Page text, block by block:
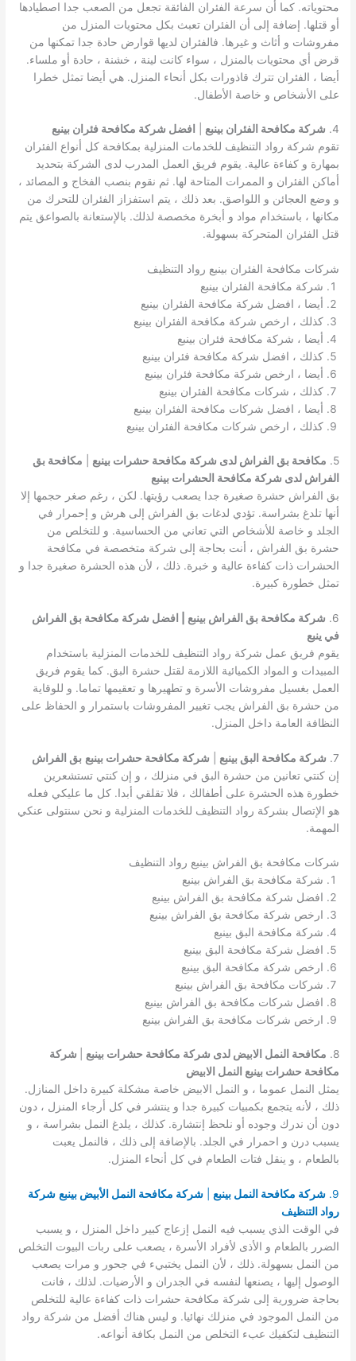
محتوياته. كما أن سرعة الفئران الفائقة تجعل من الصعب جدا اصطيادها
أو قتلها. إضافة إلى أن الفئران تعبث بكل محتويات المنزل من
مفروشات و أثاث و غيرها. فالفئران لديها قوارض حادة جدا تمكنها من
قرض أي محتويات بالمنزل ، سواء كانت لينة ، خشنة ، حادة أو ملساء.
أيضا ، الفئران تترك قاذورات بكل أنحاء المنزل. هي أيضا تمثل خطرا
على الأشخاص و خاصة الأطفال.
4. شركة مكافحة الفئران بينبع
افضل شركة مكافحة فئران بينبع
تقوم شركة رواد التنظيف للخدمات المنزلية بمكافحة كل أنواع الفئران
بمهارة و كفاءة عالية. يقوم فريق العمل المدرب لدى الشركة بتحديد
أماكن الفئران و الممرات المتاحة لها. ثم نقوم بنصب الفخاج و المصائد ،
و وضع العجائن و اللواصق. بعد ذلك ، يتم استفزاز الفئران للتحرك من
مكانها ، باستخدام مواد و أبخرة مخصصة لذلك. بالإستعانة بالصواعق يتم
قتل الفئران المتحركة بسهولة.
شركات مكافحة الفئران بينبع رواد التنظيف
شركة مكافحة الفئران بينبع
أيضا ، افضل شركة مكافحة الفئران بينبع
كذلك ، ارخص شركة مكافحة الفئران بينبع
أيضا ، شركة مكافحة فئران بينبع
كذلك ، افضل شركة مكافحة فئران بينبع
أيضا ، ارخص شركة مكافحة فئران بينبع
كذلك ، شركات مكافحة الفئران بينبع
أيضا ، افضل شركات مكافحة الفئران بينبع
كذلك ، ارخص شركات مكافحة الفئران بينبع
5. مكافحة بق الفراش لدى شركة مكافحة حشرات بينبع
مكافحة بق
الفراش لدى شركة مكافحة الحشرات بينبع
بق الفراش حشرة صغيرة جدا يصعب رؤيتها. لكن ، رغم صغر حجمها إلا
أنها تلدغ بشراسة. تؤدي لدغات بق الفراش إلى هرش و إحمرار في
الجلد و خاصة للأشخاص التي تعاني من الحساسية. و للتخلص من
حشرة بق الفراش ، أنت بحاجة إلى شركة متخصصة في مكافحة
الحشرات ذات كفاءة عالية و خبرة. ذلك ، لأن هذه الحشرة صغيرة جدا و
تمثل خطورة كبيرة.
6.
شركة مكافحة بق الفراش بينبع | افضل شركة مكافحة بق الفراش
في ينبع
يقوم فريق عمل شركة رواد التنظيف للخدمات المنزلية باستخدام
المبيدات و المواد الكميائية اللازمة لقتل حشرة البق. كما يقوم فريق
العمل بغسيل مفروشات الأسرة و تطهيرها و تعقيمها تماما. و للوقاية
من حشرة بق الفراش يجب تغيير المفروشات باستمرار و الحفاظ على
النظافة العامة داخل المنزل.
7. شركة مكافحة البق بينبع شركة مكافحة حشرات بينبع بق الفراش
إن كنتي تعانين من حشرة البق في منزلك ، و إن كنتي تستشعرين
خطورة هذه الحشرة على أطفالك ، فلا تقلقي أبدا. كل ما عليكي فعله
هو الإتصال بشركة رواد التنظيف للخدمات المنزلية و نحن سنتولى عنكي
المهمة.
شركات مكافحة بق الفراش بينبع رواد التنظيف
شركة مكافحة بق الفراش بينبع
افضل شركة مكافحة بق الفراش بينبع
ارخص شركة مكافحة بق الفراش بينبع
شركة مكافحة البق بينبع
افضل شركة مكافحة البق بينبع
ارخص شركة مكافحة البق بينبع
شركات مكافحة بق الفراش بينبع
افضل شركات مكافحة بق الفراش بينبع
ارخص شركات مكافحة بق الفراش بينبع
8. مكافحة النمل الابيض لدى شركة مكافحة حشرات بينبع
شركة
مكافحة حشرات بينبع النمل الابيض
يمثل النمل عموما ، و النمل الابيض خاصة مشكلة كبيرة داخل المنازل.
ذلك ، لأنه يتجمع بكمبيات كبيرة جدا و ينتشر في كل أرجاء المنزل ، دون
دون أن ندرك وجوده أو نلحظ إنتشارة. كذلك ، يلدغ النمل بشراسة ، و
يسبب درن و احمرار في الجلد. بالإضافة إلى ذلك ، فالنمل يعبت
بالطعام ، و ينقل فتات الطعام في كل أنحاء المنزل.
9. شركة مكافحة النمل بينبع |شركة مكافحة النمل الأبيض بينبع شركة
رواد التنظيف
في الوقت الذي يسبب فيه النمل إزعاج كبير داخل المنزل ، و يسبب
الضرر بالطعام و الأذى لأفراد الأسرة ، يصعب على ربات البيوت التخلص
من النمل بسهولة. ذلك ، لأن النمل يختبيء في جحور و مرات يصعب
الوصول إليها ، يصنعها لنفسه في الجدران و الأرضيات. لذلك ، فانت
بحاجة ضرورية إلى شركة مكافحة حشرات ذات كفاءة عالية للتخلص
من النمل الموجود في منزلك نهائيا. و ليس هناك أفضل من شركة رواد
التنظيف لتكفيك عبء التخلص من النمل بكافة أنواعه.